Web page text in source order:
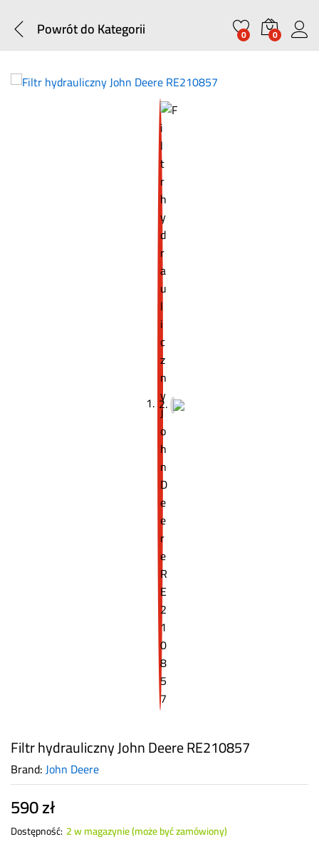
Powrót doKategorii 0 0
Filtr hydrauliczny John Deere RE210857
Brand:John Deere
590zł
Dostępność: 2 w magazynie (może być zamówiony)